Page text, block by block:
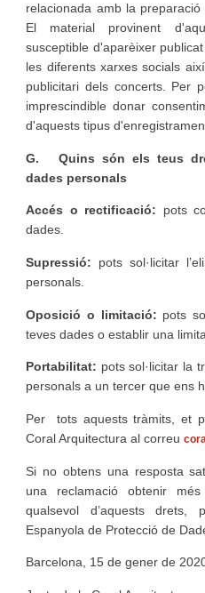
relacionada amb la
El material provinent
susceptible d'aparèixer
les diferents xarxes socials
publicitari dels concerts. Per
imprescindible donar
d'aquests tipus
G.
Quins són els teus
dades personals
Accés o rectificació: pots
dades.
Supressió: pots sol·licitar
personals.
Oposició o limitació: pots
teves dades o establir una
Portabilitat: pots sol·licitar la
personals a un tercer que ens
Per tots aquests tràmits, et
Coral Arquitectura al correu
Si no obtens una resposta
una reclamació obtenir
qualsevol d’aquests drets,
Espanyola de Protecció de
Barcelona, 15 de gener de